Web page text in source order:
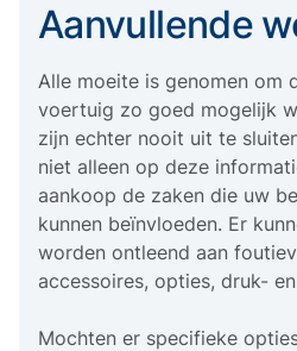
Aanvullende
Alle moeite is genomen om
voertuig zo goed mogelijk
zijn echter nooit uit te
niet alleen op deze
aankoop de zaken die uw
kunnen beïnvloeden. Er
worden ontleend aan
accessoires, opties, druk-
Mochten er specifieke